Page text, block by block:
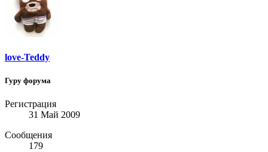
love-Teddy
Гуру форума
Регистрация
31 Май 2009
Сообщения
179